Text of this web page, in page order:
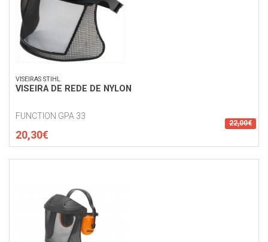
VISEIRAS STIHL
VISEIRA DE REDE DE NYLON
FUNCTION GPA 33
22,00€
20,30€